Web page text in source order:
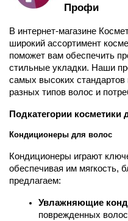
Профи
В интернет-магазине
широкий ассортимент
поможет вам обеспечить
стильные укладки. Наши
самых высоких стандартов
разных типов волос и
Подкатегории косметики
Кондиционеры для волос
Кондиционеры играют
обеспечивая им мягкость,
предлагаем:
Увлажняющие
поврежденных